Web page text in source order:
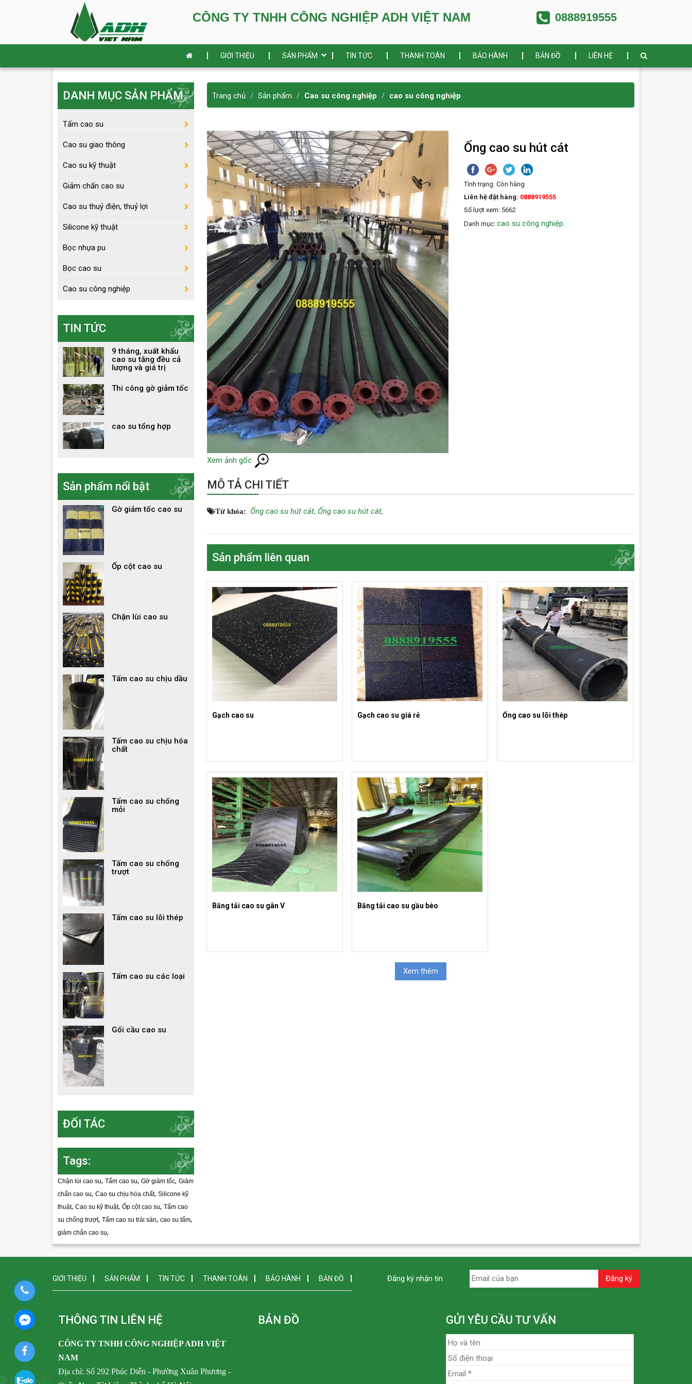
CÔNG TY TNHH CÔNG NGHIỆP ADH VIỆT NAM 0888919555
GIỚI THIỆU SẢN PHẨM TIN TỨC THANH TOÁN BẢO HÀNH BẢN ĐỒ LIÊN HỆ
Trang chủ Sản phẩm Cao su công nghiệp cao su công nghiệp
Xem ảnh gốc
Ống cao su hút cát
Tình trạng: Còn hàng
Liên hệ đặt hàng: 0888919555
Số lượt xem: 5662
Danh mục:cao su công nghiệp
MÔ TẢ CHI TIẾT
Từ khóa: Ống cao su hút cát, Ống cao su hút cát,
Sản phẩm liên quan
Gạch cao su Gạch cao su giá rẻ Ống cao su lõi thép
Băng tải cao su gân V Băng tải cao su gầu bèo
Xem thêm
DANH MỤC SẢN PHẨM
Tấm cao su
Cao su giao thông
Cao su kỹ thuật
Giảm chấn cao su
Cao su thuỷ điện, thuỷ lợi
Silicone kỹ thuật
Bọc nhựa pu
Bọc cao su
Cao su công nghiệp
TIN TỨC
9 tháng, xuất khẩu
cao su tăng đều cả
lượng và giá trị
Thi công gờ giảm tốc
cao su tổng hợp
Sản phẩm nổi bật
Gờ giảm tốc cao su
Ốp cột cao su
Chặn lùi cao su
Tấm cao su chịu dầu
Tấm cao su chịu hóa
chất
Tấm cao su chống
mỏi
Tấm cao su chống
trượt
Tấm cao su lõi thép
Tấm cao su các loại
Gối cầu cao su
ĐỐI TÁC
Tags:
Chặn lùi cao su, Tấm cao su, Gờ giảm tốc, Giảm
chấn cao su, Cao su chịu hóa chất, Silicone kỹ
thuật, Cao su kỹ thuật, Ốp cột cao su, Tấm cao
su chống trượt, Tấm cao su trải sàn, cao su tấm,
giảm chấn cao su,
GIỚI THIỆU SẢN PHẨM TIN TỨC THANH TOÁN BẢO HÀNH BẢN ĐỒ Đăng ký nhận tin
THÔNG TIN LIÊN HỆ
CÔNG TY TNHH CÔNG NGHIỆP ADH VIỆT
NAM
Địa chỉ: Số 292 Phúc Diễn - Phường Xuân Phương -
BẢN ĐỒ GỬI YÊU CẦU TƯ VẤN